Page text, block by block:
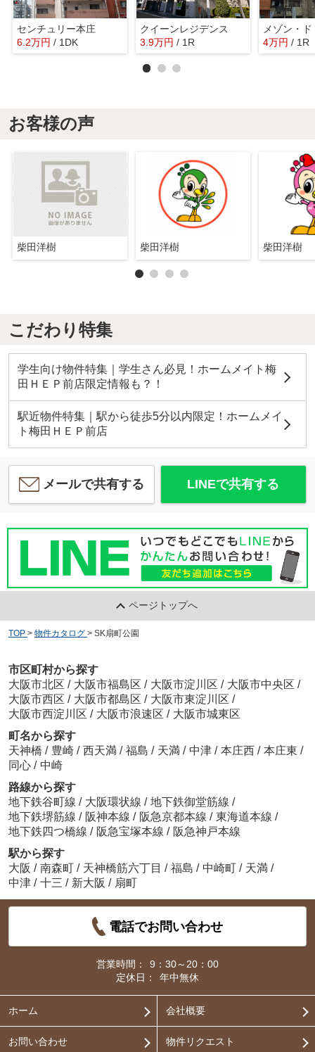
センチュリー本庄
6.2万円 / 1DK
クイーンレジデンス
3.9万円 / 1R
メゾン・
4万円 / 1R
お客様の声
柴田洋樹 柴田洋樹 柴田洋樹
こだわり特集
学生向け物件特集｜学生さん必見！ホームメイト梅
田ＨＥＰ前店限定情報も？！
駅近物件特集｜駅から徒歩5分以内限定！ホームメイ
ト梅田ＨＥＰ前店
メールで共有する LINEで共有する
ページトップへ
TOP > 物件カタログ > SK扇町公園
市区町村から探す
大阪市北区 / 大阪市福島区 / 大阪市淀川区 / 大阪市中央区 /
大阪市西区 / 大阪市都島区 / 大阪市東淀川区 /
大阪市西淀川区 / 大阪市浪速区 / 大阪市城東区
町名から探す
天神橋 / 豊崎 / 西天満 / 福島 / 天満 / 中津 / 本庄西 / 本庄東 /
同心 / 中崎
路線から探す
地下鉄谷町線 / 大阪環状線 / 地下鉄御堂筋線 /
地下鉄堺筋線 / 阪神本線 / 阪急京都本線 / 東海道本線 /
地下鉄四つ橋線 / 阪急宝塚本線 / 阪急神戸本線
駅から探す
大阪 / 南森町 / 天神橋筋六丁目 / 福島 / 中崎町 / 天満 /
中津 / 十三 / 新大阪 / 扇町
電話でお問い合わせ
営業時間：
9：30～20：00
定休日：
年中無休
ホーム 会社概要
お問い合わせ 物件リクエスト